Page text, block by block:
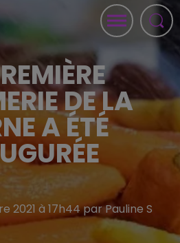
DE LA
A ÉTÉ
2021 à 17h44 par Pauline S